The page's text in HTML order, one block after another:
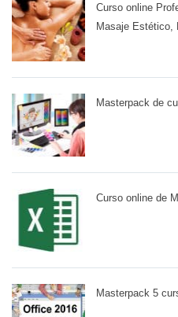
Curso online
Masaje Estético,
Masterpack de
Curso online de
Masterpack 5